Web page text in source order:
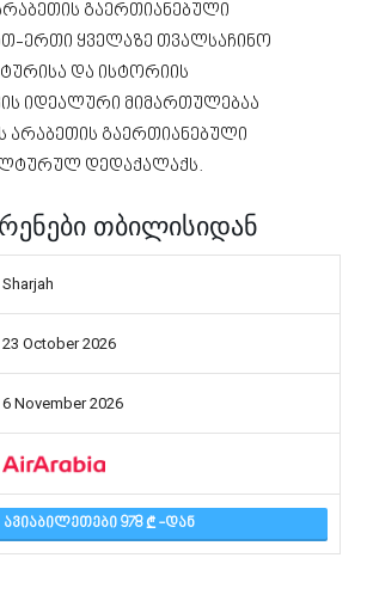
გაერთიანებული
ერთი ყველაზე თვალსაჩინო
და ისტორიის
იდეალური მიმართულებაა
არაბეთის გაერთიანებული
დედაქალაქს.
თბილისიდან
Sharjah
23 October 2026
6 November 2026
ᲐᲕᲘᲐᲑᲘᲚᲔᲗᲔᲑᲘ 978 -ᲓᲐᲜ